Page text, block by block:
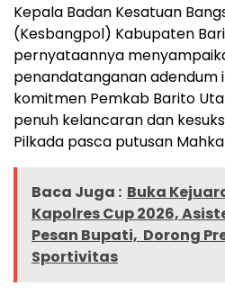
Kepala Badan Kesatuan
(Kesbangpol) Kabupaten
pernyataannya
penandatanganan adendum
komitmen Pemkab Barito
penuh kelancaran dan
Pilkada pasca putusan
Baca Juga : Buka
Kapolres Cup 2026,
Pesan Bupati, Dorong
Sportivitas